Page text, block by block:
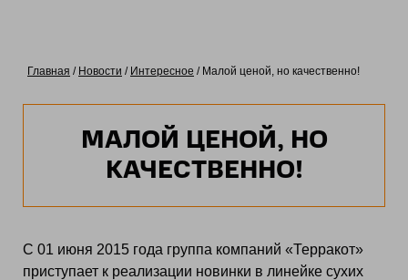
МАЛОЙ ЦЕНОЙ, НО
КАЧЕСТВЕННО!
Главная / Новости / Интересное / Малой ценой, но качественно!
С 01 июня 2015 года группа компаний «Терракот»
приступает к реализации новинки в линейке сухих